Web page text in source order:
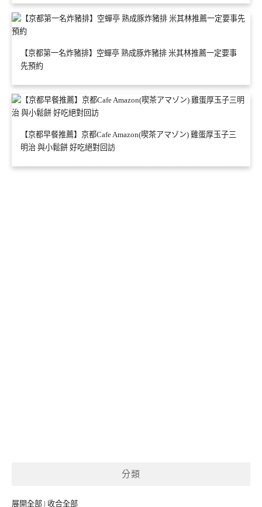
【京都第一名炸豬排】空蟬亭 熟成豚炸豬排 米其林推薦一定要事
先預約
【京都早餐推薦】京都Cafe Amazon(喫茶アマゾン) 雞蛋厚玉子三
明治 與小鬆餅 好吃絕對回訪
分類
展開全部 | 收合全部